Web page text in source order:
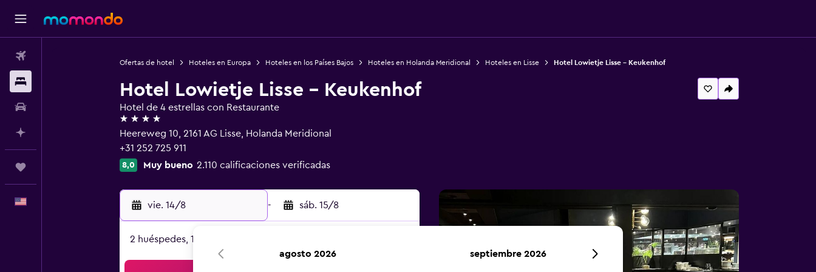
Ofertas de hotel Hoteles en Europa Hoteles en los Países Bajos Hoteles en Holanda Meridional Hoteles en Lisse Hotel Lowietje Lisse - Keukenhof
Hotel Lowietje Lisse - Keukenhof
Hotel de 4 estrellas con Restaurante
4 estrellas
Heereweg 10, 2161 AG Lisse, Holanda Meridional
+31 252 725 911
8,0 Muy bueno 2.110 calificaciones verificadas
vie. 14/8 - sáb. 15/8
2 huéspedes, 1 habitación
agosto 2026 septiembre 2026